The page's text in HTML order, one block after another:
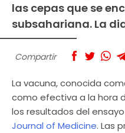
las cepas que se
subsahariana. La
Compartir
La vacuna, conocida
como efectiva a la hora
los resultados del
Journal of Medicine. Las